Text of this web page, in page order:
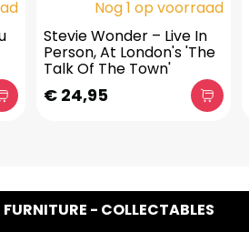
Nog 1 op voorraad
Stevie Wonder – Live In
Person, At London's 'The
Talk Of The Town'
€ 24,95
- COLLECTABLES